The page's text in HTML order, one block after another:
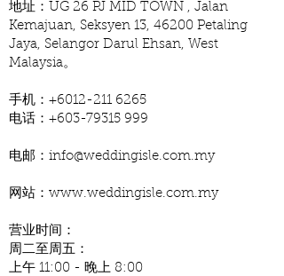
地址：UG 26 PJ MID TOWN , Jalan
Kemajuan, Seksyen 13, 46200 Petaling
Jaya, Selangor Darul Ehsan, West
Malaysia。
手机：+6012-211 6265
电话：+603-79315 999
电邮： info@weddingisle.com.my
网站： www.weddingisle.com.my
营业时间：
周二至周五：
上午 11:00 - 晚上 8:00